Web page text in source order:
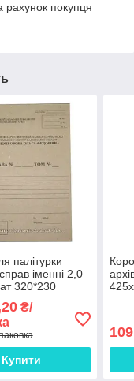
рахунок покупця
палітурки
іменні 2,0
320*230
₴/
Купити